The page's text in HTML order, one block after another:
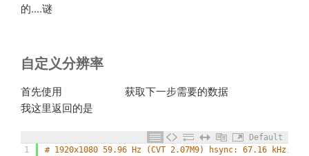
的....谜
自定义分辨率
首先使用
获取下一步需要的数据
我这里返回的是
Default
1
# 1920x1080 59.96 Hz (CVT 2.07M9) hsync: 67.16 kHz;